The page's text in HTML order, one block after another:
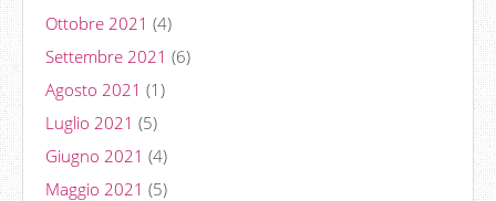
Ottobre 2021 (4)
Settembre 2021 (6)
Agosto 2021 (1)
Luglio 2021 (5)
Giugno 2021 (4)
Maggio 2021 (5)